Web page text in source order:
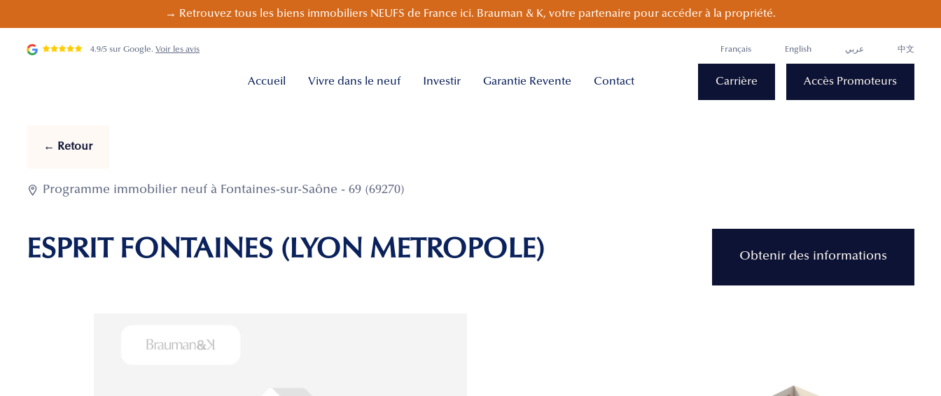
→ Retrouvez tous les biens immobiliers NEUFS de France ici. Brauman & K, votre partenaire pour accéder à la propriété.
4.9/5 sur Google. Voir les avis Français English عربي 中文
Accueil Vivre dans le neuf Investir Garantie Revente Contact Carrière Accès Promoteurs
← Retour
 Programme immobilier neuf à Fontaines-sur-Saône - 69 (69270)
ESPRIT FONTAINES (LYON METROPOLE) Obtenir des informations